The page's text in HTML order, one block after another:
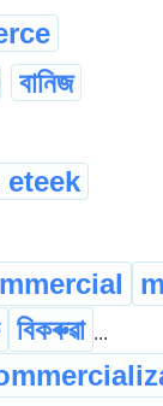
বানিজ
বিকৰুৱা ...